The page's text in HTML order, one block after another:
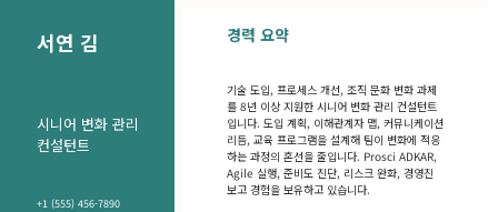
서연 김
시니어 변화 관리
컨설턴트
+1 (555) 456-7890
경력 요약
기술 도입, 프로세스 개선, 조직 문화 변화 과제
를 8년 이상 지원한 시니어 변화 관리 컨설턴트
입니다. 도입 계획, 이해관계자 맵, 커뮤니케이션
리듬, 교육 프로그램을 설계해 팀이 변화에 적응
하는 과정의 혼선을 줄입니다. Prosci ADKAR,
Agile 실행, 준비도 진단, 리스크 완화, 경영진
보고 경험을 보유하고 있습니다.